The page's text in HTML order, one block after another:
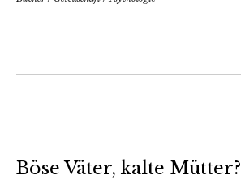
Böse Väter, kalte Mütter?